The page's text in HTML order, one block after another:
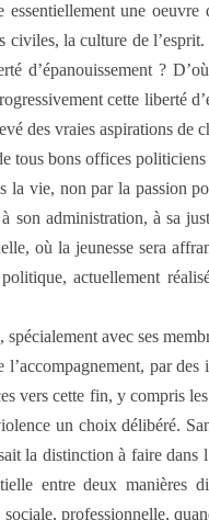
une
la culture de
d’épanouissement ?
cette liberté
des vraies aspirations de
bons offices
vie, non par la passion
administration, à sa
où la jeunesse sera
actuellement
avec ses
par
vers cette fin, y compris
un choix délibéré.
la distinction à faire dans
entre deux manières
professionnelle,